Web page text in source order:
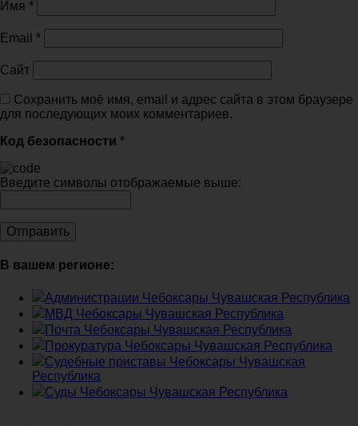
Имя *
Email *
Сайт
Сохранить моё имя, email и адрес сайта в этом браузере
для последующих моих комментариев.
Код безопасности *
Введите символы отображаемые выше:
В вашем регионе:
Администрации Чебоксары Чувашская Республика
МВД Чебоксары Чувашская Республика
Почта Чебоксары Чувашская Республика
Прокуратура Чебоксары Чувашская Республика
Судебные приставы Чебоксары Чувашская
Республика
Суды Чебоксары Чувашская Республика